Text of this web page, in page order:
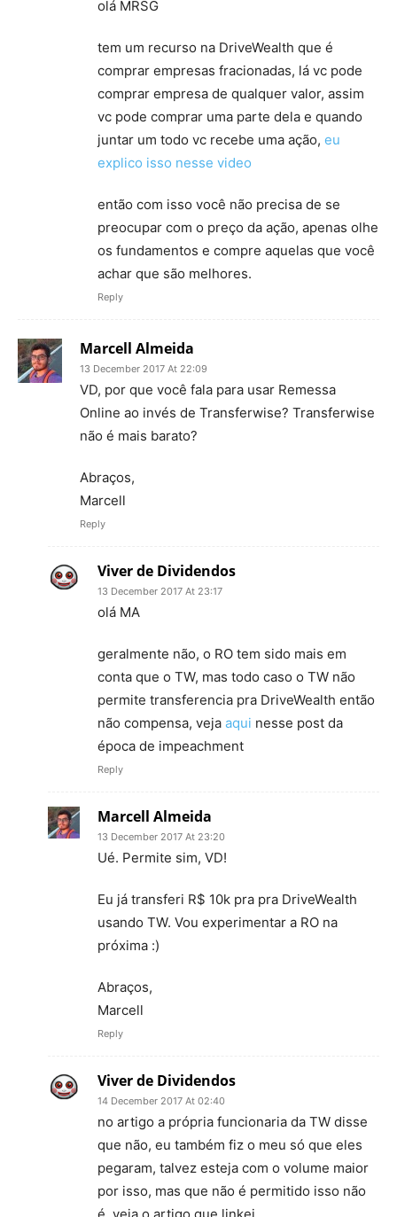
olá MRSG
tem um recurso na DriveWealth que é
comprar empresas fracionadas, lá vc pode
comprar empresa de qualquer valor, assim
vc pode comprar uma parte dela e quando
juntar um todo vc recebe uma ação, eu
explico isso nesse video
então com isso você não precisa de se
preocupar com o preço da ação, apenas olhe
os fundamentos e compre aquelas que você
achar que são melhores.
Reply
Marcell Almeida
13 December 2017 At 22:09
VD, por que você fala para usar Remessa
Online ao invés de Transferwise? Transferwise
não é mais barato?
Abraços,
Marcell
Reply
Viver de Dividendos
13 December 2017 At 23:17
olá MA
geralmente não, o RO tem sido mais em
conta que o TW, mas todo caso o TW não
permite transferencia pra DriveWealth então
não compensa, veja aqui nesse post da
época de impeachment
Reply
Marcell Almeida
13 December 2017 At 23:20
Ué. Permite sim, VD!
Eu já transferi R$ 10k pra pra DriveWealth
usando TW. Vou experimentar a RO na
próxima :)
Abraços,
Marcell
Reply
Viver de Dividendos
14 December 2017 At 02:40
no artigo a própria funcionaria da TW disse
que não, eu também fiz o meu só que eles
pegaram, talvez esteja com o volume maior
por isso, mas que não é permitido isso não